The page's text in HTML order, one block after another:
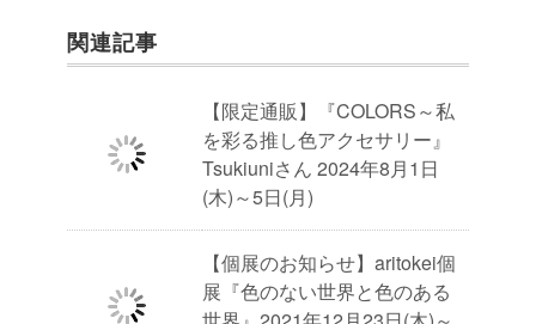
関連記事
【限定通販】『COLORS～私
を彩る推し色アクセサリー』
Tsukiuniさん 2024年8月1日
(木)～5日(月)
【個展のお知らせ】aritokei個
展『色のない世界と色のある